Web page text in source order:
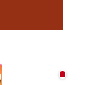
Nicht